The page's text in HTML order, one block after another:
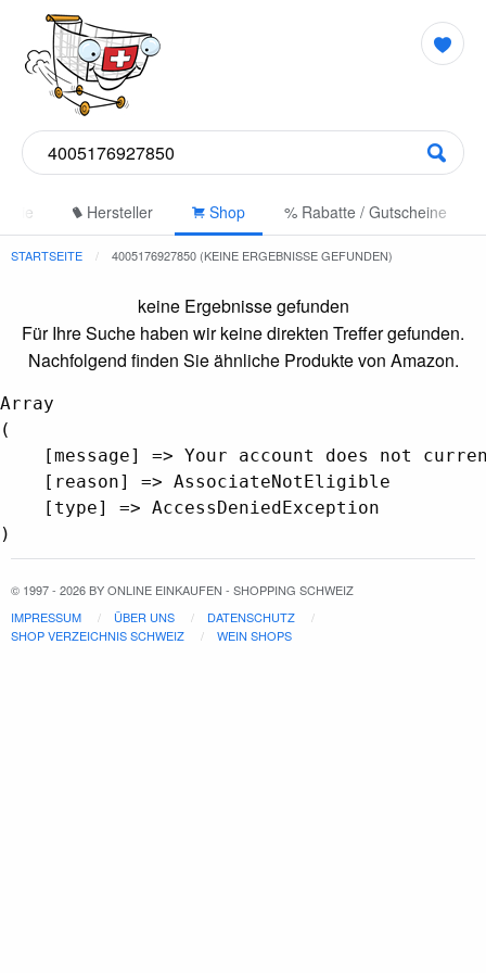
Hersteller Shop % Rabatte / Gutscheine
STARTSEITE 4005176927850 (KEINE ERGEBNISSE GEFUNDEN)
keine Ergebnisse gefunden
Für Ihre Suche haben wir keine direkten Treffer gefunden.
Nachfolgend finden Sie ähnliche Produkte von Amazon.
Array
(
[message] => Your account does not
    [reason] => AssociateNotEligible
    [type] => AccessDeniedException
© 1997 - 2026 BY ONLINE EINKAUFEN - SHOPPING SCHWEIZ
IMPRESSUM
ÜBER UNS
DATENSCHUTZ
SHOP VERZEICHNIS SCHWEIZ
WEIN SHOPS